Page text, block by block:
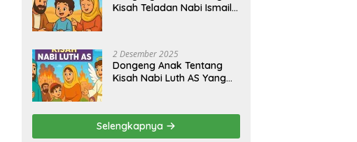
Kisah Teladan Nabi Ismail
2 Desember 2025
Dongeng Anak Tentang
Kisah Nabi Luth AS Yang
Selengkapnya